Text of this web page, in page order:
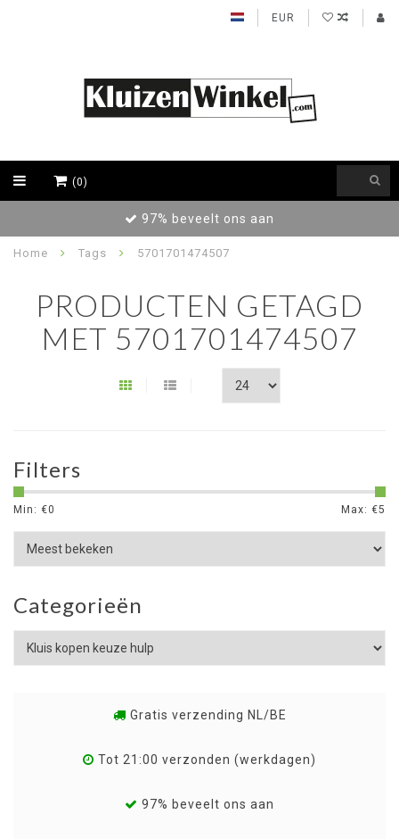
EUR
(0)
97% beveelt ons aan
Home Tags 5701701474507
PRODUCTEN GETAGD
MET 5701701474507
Filters
Min: €0 Max: €5
Categorieën
Gratis verzending NL/BE
Tot 21:00 verzonden (werkdagen)
97% beveelt ons aan